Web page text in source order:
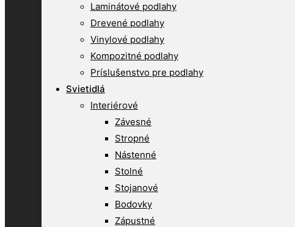
Laminátové podlahy
Drevené podlahy
Vinylové podlahy
Kompozitné podlahy
Príslušenstvo pre podlahy
Svietidlá
Interiérové
Závesné
Stropné
Nástenné
Stolné
Stojanové
Bodovky
Zápustné